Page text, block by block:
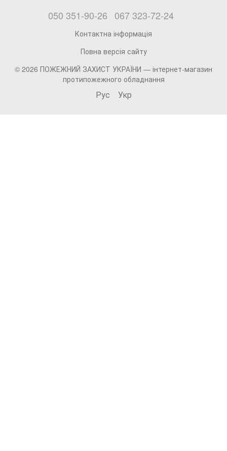
050 351-90-26 067 323-72-24
Контактна інформація
Повна версія сайту
© 2026 ПОЖЕЖНИЙ ЗАХИСТ УКРАЇНИ — інтернет-магазин
протипожежного обладнання
Рус Укр